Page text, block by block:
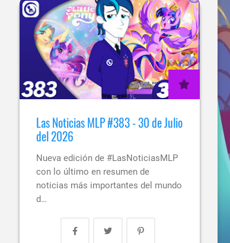
Las Noticias MLP #383 - 30 de Julio
del 2026
Nueva edición de #LasNoticiasMLP
con lo último en resumen de
noticias más importantes del mundo
d…